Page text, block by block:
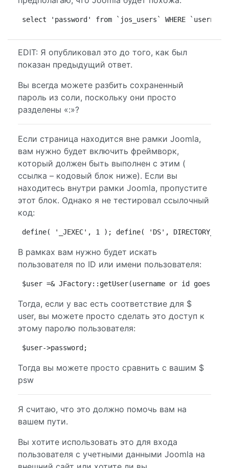
select 'password' from `jos_users` WHERE
EDIT: Я опубликовал это до того, как был
показан предыдущий ответ.
Вы всегда можете разбить сохраненный
пароль из соли, поскольку они просто
разделены «:»?
Если страница находится вне рамки Joomla,
вам нужно будет включить фреймворк,
который должен быть выполнен с этим (
ссылка – кодовый блок ниже). Если вы
находитесь внутри рамки Joomla, пропустите
этот блок. Однако я не тестировал ссылочный
код:
define( '_JEXEC', 1 ); define( 'DS',
В рамках вам нужно будет искать
пользователя по ID или имени пользователя:
$user =& JFactory::getUser(username or id goes
Тогда, если у вас есть соответствие для $
user, вы можете просто сделать это доступ к
этому паролю пользователя:
$user->password;
Тогда вы можете просто сравнить с вашим $
psw
Я считаю, что это должно помочь вам на
вашем пути.
Вы хотите использовать это для входа
пользователя с учетными данными Joomla на